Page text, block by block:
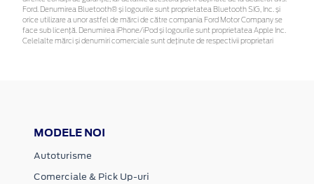
Ford. Denumirea Bluetooth® și logourile sunt proprietatea Bluetooth SIG, Inc. și
orice utilizare a unor astfel de mărci de către compania Ford Motor Company se
face sub licență. Denumirea iPhone/iPod și logourile sunt proprietatea Apple Inc.
Celelalte mărci și denumiri comerciale sunt deținute de respectivii proprietari
MODELE NOI
Autoturisme
Comerciale & Pick Up-uri